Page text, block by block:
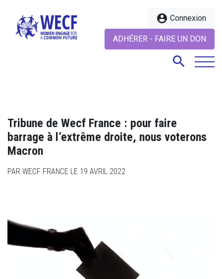
account_circle Connexion
ADHÉRER - FAIRE UN DON
search
Tribune de Wecf France : pour faire
barrage à l’extrême droite, nous voterons
Macron
PAR WECF FRANCE LE 19 AVRIL 2022